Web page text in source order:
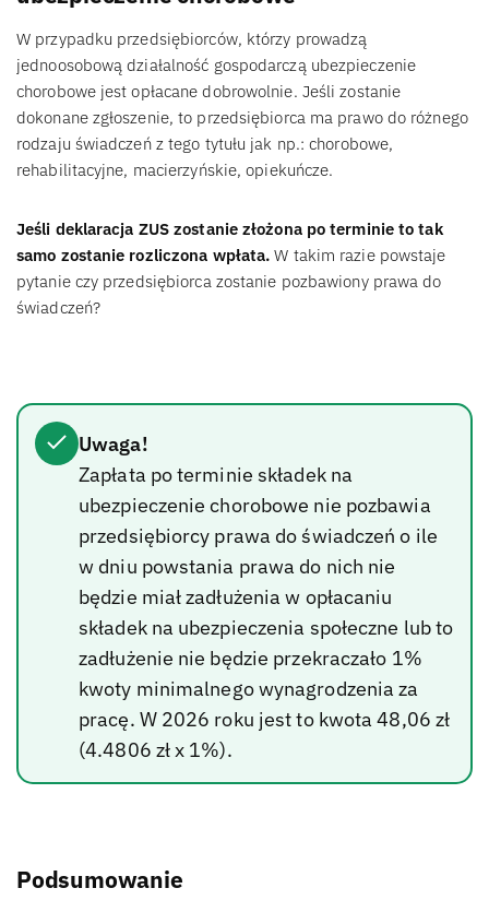
W przypadku przedsiębiorców, którzy prowadzą
jednoosobową działalność gospodarczą ubezpieczenie
chorobowe jest opłacane dobrowolnie. Jeśli zostanie
dokonane zgłoszenie, to przedsiębiorca ma prawo do różnego
rodzaju świadczeń z tego tytułu jak np.: chorobowe,
rehabilitacyjne, macierzyńskie, opiekuńcze.
Jeśli deklaracja ZUS zostanie złożona po terminie to tak
samo zostanie rozliczona wpłata. W takim razie powstaje
pytanie czy przedsiębiorca zostanie pozbawiony prawa do
świadczeń?
Uwaga!
Zapłata po terminie składek na
ubezpieczenie chorobowe nie pozbawia
przedsiębiorcy prawa do świadczeń o ile
w dniu powstania prawa do nich nie
będzie miał zadłużenia w opłacaniu
składek na ubezpieczenia społeczne lub to
zadłużenie nie będzie przekraczało 1%
kwoty minimalnego wynagrodzenia za
pracę. W 2026 roku jest to kwota 48,06 zł
(4.4806 zł x 1%).
Podsumowanie